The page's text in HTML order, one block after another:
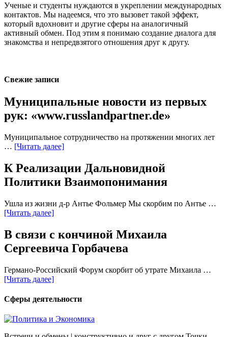
Ученые и студенты нуждаются в укреплении международных
контактов. Мы надеемся, что это вызовет такой эффект,
который вдохновит и другие сферы на аналогичный
активный обмен. Под этим я понимаю создание диалога для
знакомства и непредвзятого отношения друг к другу.
Свежие записи
Муниципальные новости из первых
рук: «www.russlandpartner.de»
Муниципальное сотрудничество на протяжении многих лет
… [Читать далее]
К Реализации Дальновидной
Политики Взаимопонимания
Ушла из жизни д-р Антье Фольмер Мы скорбим по Антье …
[Читать далее]
В связи с кончиной Михаила
Сергеевича Горбачева
Германо-Российский Форум скорбит об утрате Михаила …
[Читать далее]
Сферы деятельности